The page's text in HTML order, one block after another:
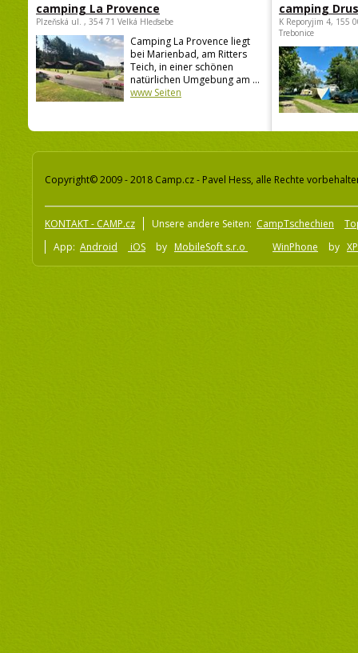
camping La Provence
Plzeňská ul. , 354 71 Velká Hleďsebe
Camping La Provence liegt
bei Marienbad, am Ritters
Teich, in einer schönen
natürlichen Umgebung am ...
www Seiten
camping
K Reporyjim 4, 155
Trebonice
Copyright© 2009 - 2018 Camp.cz - Pavel Hess, alle Rechte
KONTAKT - CAMP.cz Unsere andere Seiten: CampTschechien
App: Android iOS by MobileSoft s.r.o WinPhone by